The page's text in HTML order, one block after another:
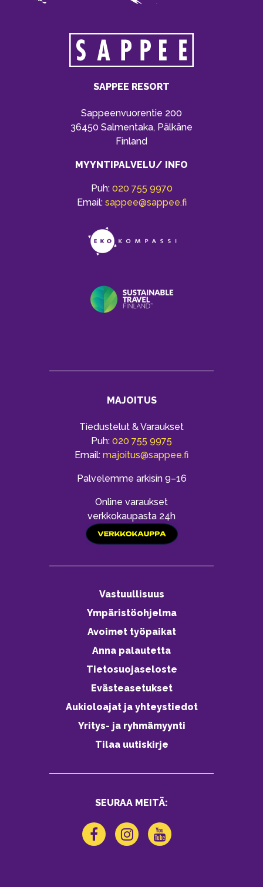
SAPPEE RESORT
Sappeenvuorentie 200
36450 Salmentaka, Pälkäne
Finland
MYYNTIPALVELU/ INFO
Puh: 020 755 9970
Email: sappee@sappee.fi
MAJOITUS
Tiedustelut & Varaukset
Puh: 020 755 9975
Email: majoitus@sappee.fi
Palvelemme arkisin 9–16
Online varaukset
verkkokaupasta 24h
Vastuullisuus
Ympäristöohjelma
Avoimet työpaikat
Anna palautetta
Tietosuojaseloste
Evästeasetukset
Aukioloajat ja yhteystiedot
Yritys- ja ryhmämyynti
Tilaa uutiskirje
SEURAA MEITÄ: